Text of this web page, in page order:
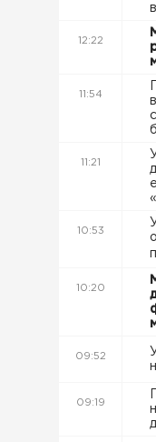
12:22
11:54
11:21
10:53
10:20
09:52
09:19